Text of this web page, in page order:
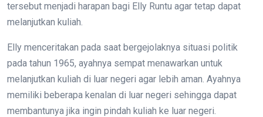
tersebut menjadi harapan bagi Elly Runtu agar tetap dapat
melanjutkan kuliah.
Elly menceritakan pada saat bergejolaknya situasi politik
pada tahun 1965, ayahnya sempat menawarkan untuk
melanjutkan kuliah di luar negeri agar lebih aman. Ayahnya
memiliki beberapa kenalan di luar negeri sehingga dapat
membantunya jika ingin pindah kuliah ke luar negeri.